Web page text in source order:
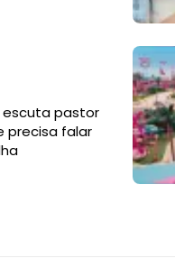
escuta pastor
precisa falar